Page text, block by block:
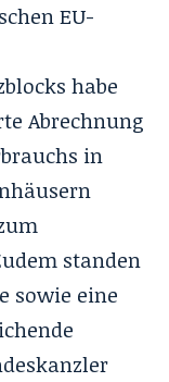
EU-
habe
Abrechnung
in
standen
sowie eine